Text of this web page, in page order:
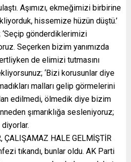
Aşımızı, ekmeğimizi birbirine
hissemize hüzün düştü.’
‘Seçip gönderdiklerimizi
Seçerken bizim yanımızda
de elimizi tutmasını
‘Bizi korusunlar diye
malları gelip görmelerini
edilmedi, ölmedik diye bizim
şımarıklığa sesleniyoruz;
ÇALIŞAMAZ HALE GELMİŞTİR
tıkandı, bunlar oldu. AK Parti